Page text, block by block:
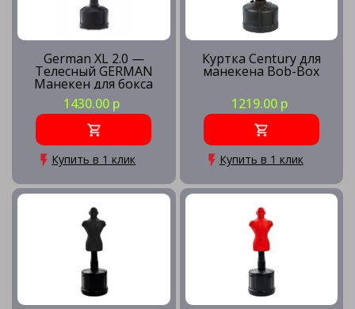
German XL 2.0 —
Телесный GERMAN
Манекен для бокса
Герман
1430.00 р
Купить в 1 клик
Куртка Century для
манекена Bob-Box
1219.00 р
Купить в 1 клик